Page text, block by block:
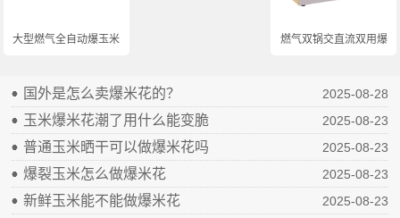
大型燃气全自动爆玉米... 燃气双锅交直流双用爆...
国外是怎么卖爆米花的？ 2025-08-28
玉米爆米花潮了用什么能变脆 2025-08-23
普通玉米晒干可以做爆米花吗 2025-08-23
爆裂玉米怎么做爆米花 2025-08-23
新鲜玉米能不能做爆米花 2025-08-23